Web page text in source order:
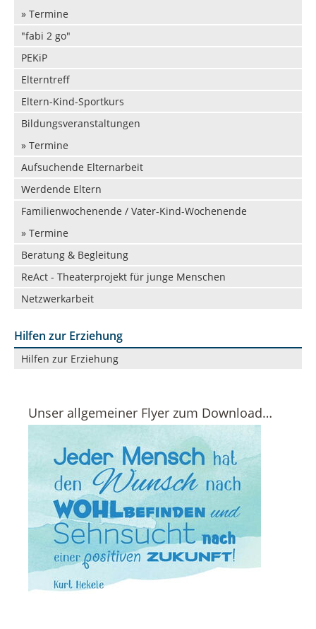
» Termine
"fabi 2 go"
PEKiP
Elterntreff
Eltern-Kind-Sportkurs
Bildungsveranstaltungen
» Termine
Aufsuchende Elternarbeit
Werdende Eltern
Familienwochenende / Vater-Kind-Wochenende
» Termine
Beratung & Begleitung
ReAct - Theaterprojekt für junge Menschen
Netzwerkarbeit
Hilfen zur Erziehung
Navigation
überspringen
Hilfen zur Erziehung
Unser allgemeiner Flyer zum Download…
Vermietung
Datenschutz in der Beratungsstelle